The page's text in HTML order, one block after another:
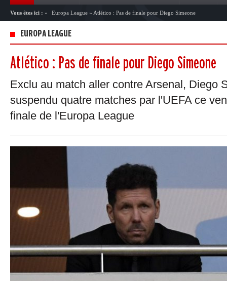
Vous êtes ici : » Europa League » Atlético : Pas de finale pour Diego Simeone
EUROPA LEAGUE
Atlético : Pas de finale pour Diego Simeone
Exclu au match aller contre Arsenal, Diego
suspendu quatre matches par l'UEFA ce
finale de l'Europa League